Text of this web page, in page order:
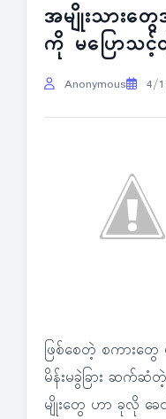
အမျိုးသားတွ
ကို မပြောသင့်
Anonymous 4/
ဖြစ်စေတဲ့ စကားတွေ
မိန်းမခွဲခြား ဆက်ဆံတဲ့
မျိုးတွေ ဟာ ခုလို ခ